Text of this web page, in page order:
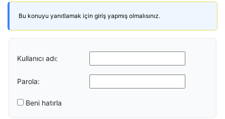
Bu konuyu yanıtlamak için giriş yapmış olmalısınız.
Kullanıcı adı:
Parola:
Beni hatırla